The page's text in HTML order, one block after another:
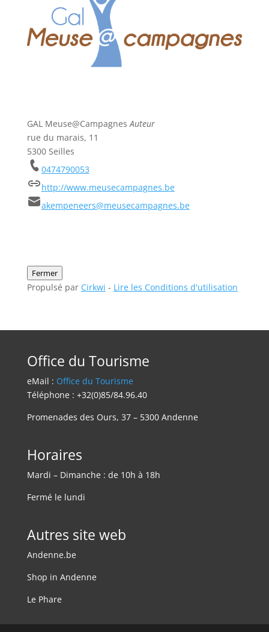
GAL Meuse@CampagnesAuteur
rue du marais, 11
5300 Seilles
0474790053
http://www.meusecampagnes.be
akempeneers@meusecampagnes.be
Fermer
Propulsé par Cirkwi - Lire les Conditions d'utilisation
Office du Tourisme
eMail : Office du Tourisme
Téléphone : +32(0)85/84.96.40
Promenades des Ours, 37 – 5300 Andenne
Horaires
Mardi – Dimanche : de 10h à 18h
Fermé le lundi
Autres site web
Andenne.be
Shop in Andenne
Le Phare